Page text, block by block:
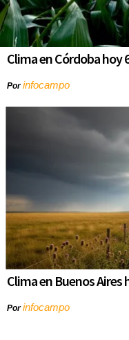
Clima en Córdoba hoy
Porinfocampo
Clima en Buenos Aires
Porinfocampo